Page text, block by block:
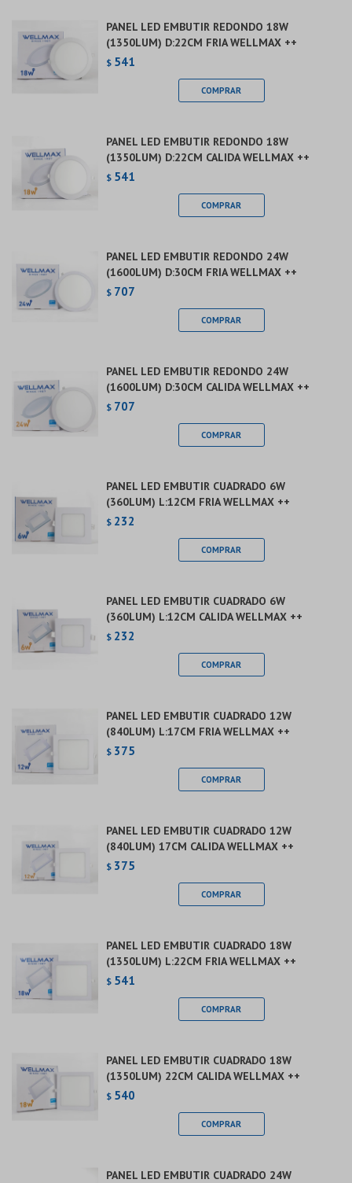
PANEL LED EMBUTIR REDONDO 18W
(1350LUM) D:22CM FRIA WELLMAX ++
$ 541
PANEL LED EMBUTIR REDONDO 18W
(1350LUM) D:22CM CALIDA WELLMAX ++
$ 541
PANEL LED EMBUTIR REDONDO 24W
(1600LUM) D:30CM FRIA WELLMAX ++
$ 707
PANEL LED EMBUTIR REDONDO 24W
(1600LUM) D:30CM CALIDA WELLMAX ++
$ 707
PANEL LED EMBUTIR CUADRADO 6W
(360LUM) L:12CM FRIA WELLMAX ++
$ 232
PANEL LED EMBUTIR CUADRADO 6W
(360LUM) L:12CM CALIDA WELLMAX ++
$ 232
PANEL LED EMBUTIR CUADRADO 12W
(840LUM) L:17CM FRIA WELLMAX ++
$ 375
PANEL LED EMBUTIR CUADRADO 12W
(840LUM) 17CM CALIDA WELLMAX ++
$ 375
PANEL LED EMBUTIR CUADRADO 18W
(1350LUM) L:22CM FRIA WELLMAX ++
$ 541
PANEL LED EMBUTIR CUADRADO 18W
(1350LUM) 22CM CALIDA WELLMAX ++
$ 540
PANEL LED EMBUTIR CUADRADO 24W